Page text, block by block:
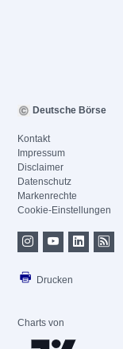
Deutsche Börse
Kontakt
Impressum
Disclaimer
Datenschutz
Markenrechte
Cookie-Einstellungen
Drucken
Charts von